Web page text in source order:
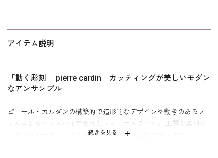
アイテム説明
続きを見る
「動く彫刻」 pierre cardin カッティングが美しいモダン
なアンサンブル
ピエール・カルダンの構築的で造形的なデザインや動きのあるフ
ォルムからインスパイアされたフォーマルライン。 上質な素材を
こだわりのテクニックで仕立てたプレミアムなブラックフォーマ